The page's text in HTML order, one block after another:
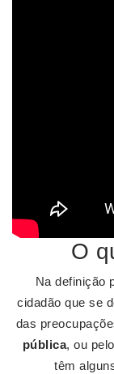
O
Na definição
cidadão que se
das
pública, ou
têm